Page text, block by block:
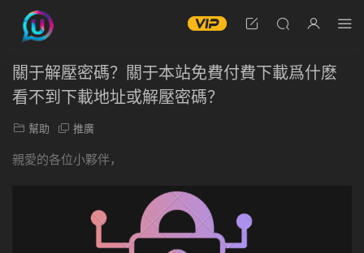
關于解壓密碼？關于本站免費付費下載爲什麽
看不到下載地址或解壓密碼？
幫助 推廣
親愛的各位小夥伴，